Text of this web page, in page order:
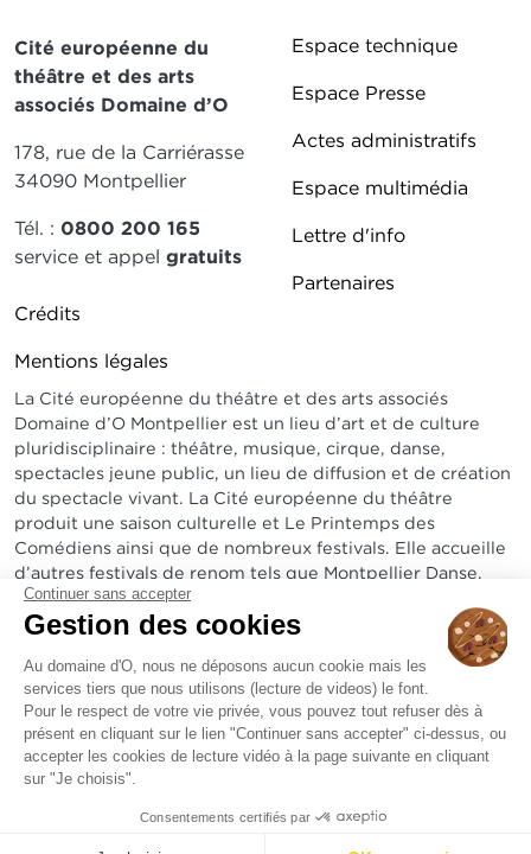
Continuer sans accepter
Gestion des cookies
Au domaine d'O, nous ne déposons aucun cookie mais les
services tiers que nous utilisons (lecture de videos) le font.
Pour le respect de votre vie privée, vous pouvez tout refuser dès à
présent en cliquant sur le lien "Continuer sans accepter" ci-dessus, ou
accepter les cookies de lecture vidéo à la page suivante en cliquant
sur "Je choisis".
Consentements certifiés par
Cité européenne du
théâtre et des arts
associés Domaine d’O
178, rue de la Carriérasse
34090 Montpellier
Tél. : 0800 200 165
service et appel gratuits
Pied de page DDO 2
Crédits
Mentions légales
Pied de page
Espace technique
Espace Presse
Actes administratifs
Espace multimédia
Lettre d'info
Partenaires
La Cité européenne du théâtre et des arts associés
Domaine d’O Montpellier est un lieu d’art et de culture
pluridisciplinaire : théâtre, musique, cirque, danse,
spectacles jeune public, un lieu de diffusion et de création
du spectacle vivant. La Cité européenne du théâtre
produit une saison culturelle et Le Printemps des
Comédiens ainsi que de nombreux festivals. Elle accueille
d’autres festivals de renom tels que Montpellier Danse,
Radio France Montpellier Occitanie, Arabesques...
Sur un site exceptionnel, elle abrite un amphithéâtre de
1800 places, le théâtre Jean-Claude Carrière de 600 à
1200 places, un bistrot et une pinède de 3 hectares.